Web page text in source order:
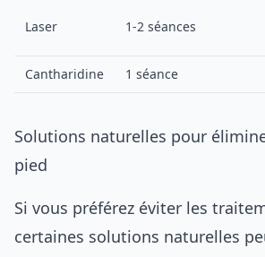
Laser 1-2 séances
Cantharidine 1 séance
Solutions naturelles pour
pied
Si vous préférez éviter les
certaines solutions naturelles